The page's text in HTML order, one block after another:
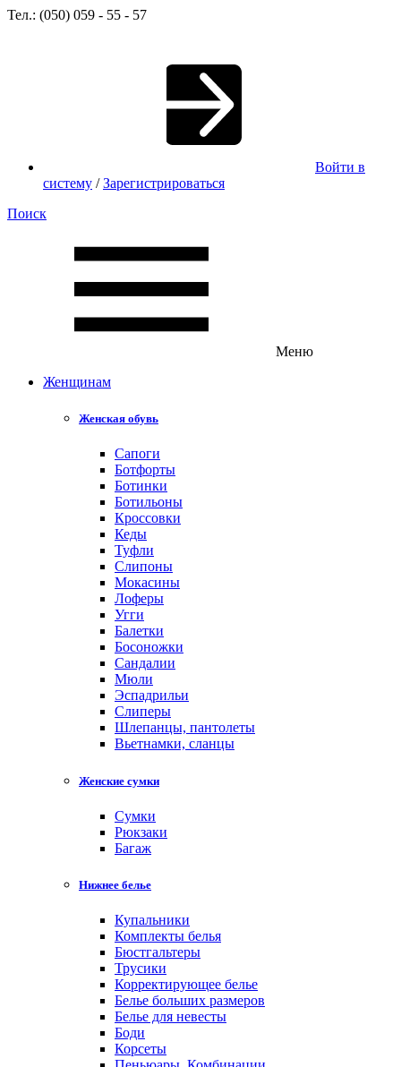
Тел.: (050) 059 - 55 - 57
Войти в
систему /Зарегистрироваться
Поиск
Меню
Женщинам
Женская обувь
Сапоги
Ботфорты
Ботинки
Ботильоны
Кроссовки
Кеды
Туфли
Слипоны
Мокасины
Лоферы
Угги
Балетки
Босоножки
Сандалии
Мюли
Эспадрильи
Слиперы
Шлепанцы, пантолеты
Вьетнамки, сланцы
Женские сумки
Cумки
Рюкзаки
Багаж
Нижнее белье
Купальники
Комплекты белья
Бюстгальтеры
Трусики
Корректирующее белье
Белье больших размеров
Белье для невесты
Боди
Корсеты